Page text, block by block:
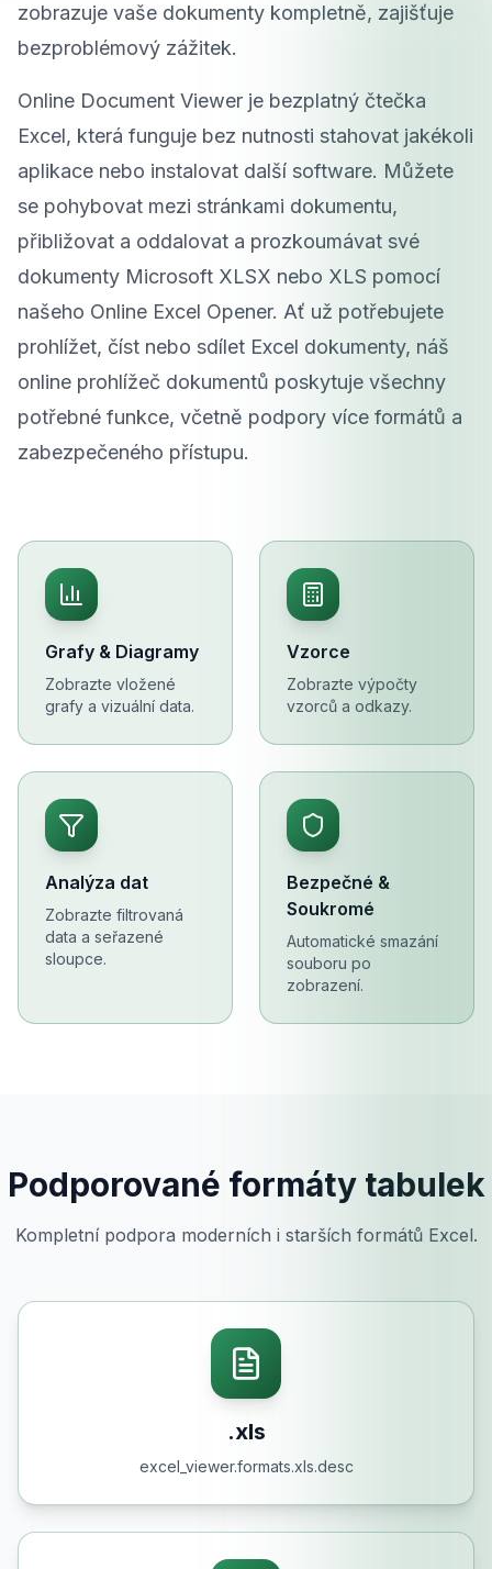
zobrazuje vaše dokumenty kompletně, zajišťuje
bezproblémový zážitek.
Online Document Viewer je bezplatný čtečka
Excel, která funguje bez nutnosti stahovat jakékoli
aplikace nebo instalovat další software. Můžete
se pohybovat mezi stránkami dokumentu,
přibližovat a oddalovat a prozkoumávat své
dokumenty Microsoft XLSX nebo XLS pomocí
našeho Online Excel Opener. Ať už potřebujete
prohlížet, číst nebo sdílet Excel dokumenty, náš
online prohlížeč dokumentů poskytuje všechny
potřebné funkce, včetně podpory více formátů a
zabezpečeného přístupu.
Grafy & Diagramy
Zobrazte vložené
grafy a vizuální data.
Vzorce
Zobrazte výpočty
vzorců a odkazy.
Analýza dat
Zobrazte filtrovaná
data a seřazené
sloupce.
Bezpečné &
Soukromé
Automatické smazání
souboru po
zobrazení.
Podporované formáty tabulek
Kompletní podpora moderních i starších formátů Excel.
.xls
excel_viewer.formats.xls.desc